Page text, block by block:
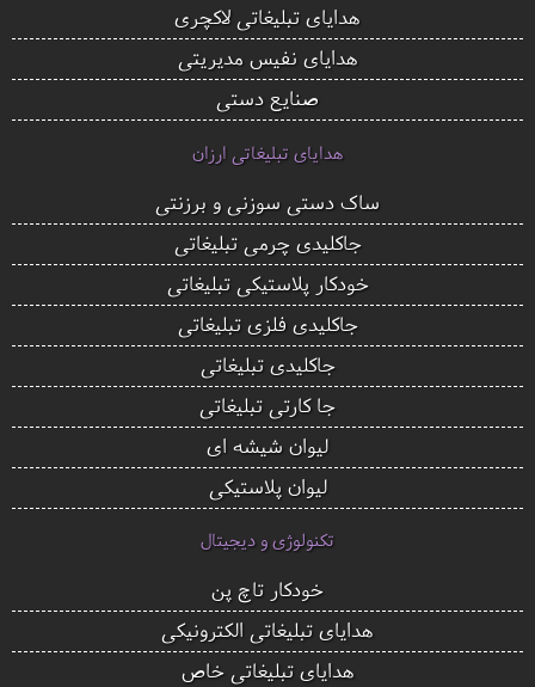
هدایای تبلیغاتی لاکچری
هدایای نفیس مدیریتی
صنایع دستی
هدایای تبلیغاتی ارزان
ساک دستی سوزنی و برزنتی
جاکلیدی چرمی تبلیغاتی
خودکار پلاستیکی تبلیغاتی
جاکلیدی فلزی تبلیغاتی
جاکلیدی تبلیغاتی
جا کارتی تبلیغاتی
لیوان شیشه ای
لیوان پلاستیکی
تکنولوژی و دیجیتال
خودکار تاچ پن
هدایای تبلیغاتی الکترونیکی
هدایای تبلیغاتی خاص